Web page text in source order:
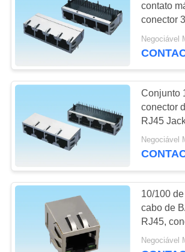
DO
SITE
PRIVACY
Conector do
Pin
conector
contato
conector
portos
protetor
Negociável
Conjunto
conector
RJ45
com
Negociável
10/100
cabo de
RJ45,
modular
Negociável